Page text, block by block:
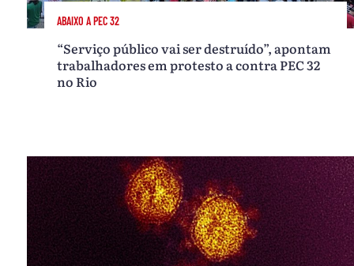
ABAIXO A PEC 32
“Serviço público vai ser destruído”, apontam
trabalhadores em protesto a contra PEC 32
no Rio